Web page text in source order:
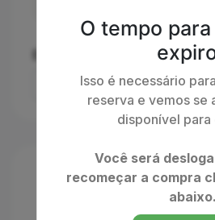
O tempo
Isso é necessário
reserva e vemos se
disponível para
Você será
recomeçar a compra
abaixo.
Escolha a forma de entrega: